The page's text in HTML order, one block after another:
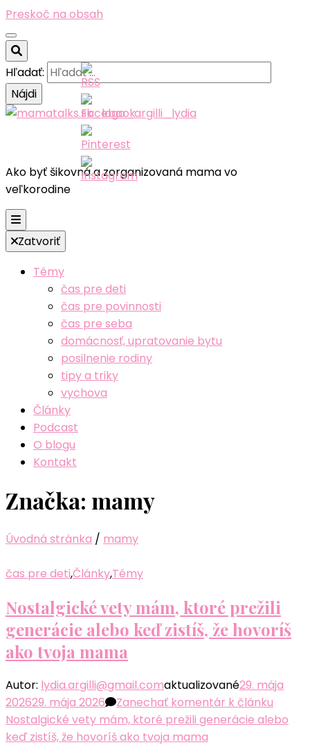
Preskoč na obsah
Hľadať:
Ako byť šikovná a zorganizovaná mama vo
veľkorodine
Zatvoriť
Témy
čas pre deti
čas pre povinnosti
čas pre seba
domácnosť, upratovanie bytu
posilnenie rodiny
tipy a triky
vychova
Články
Podcast
O blogu
Kontakt
Značka: mamy
Úvodná stránka / mamy
čas pre deti,Články,Témy
Nostalgické vety mám, ktoré prežili
generácie alebo keď zistíš, že hovoríš
ako tvoja mama
Autor: lydia.argilli@gmail.comaktualizované29. mája
202629. mája 2026 Zanechať komentár k článku
Nostalgické vety mám, ktoré prežili generácie alebo
keď zistíš, že hovoríš ako tvoja mama